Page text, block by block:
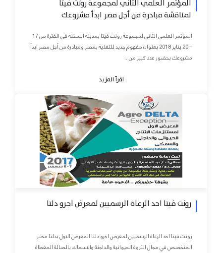
المؤتمر العلمي الثاني لمجموعة رونت فيتا
لمناقشة مبادرة من أجل مصر ابدأ مشروعك
المؤتمر العلمي الثاني لمجموعة رونت فيتا بمدينة السخنة في الفترة من 17
– 20 يناير 2018 بعنوان مفهوم جديد للتغذية بمصر ومبادرة من أجل مصر ابدأ
مشروعك بحضور عدد كبير من...
اقرأ المزيد
رونت فيتا احد الرعاة الرسميين لمعرض اجرو دلتا
رونت فيتا احد الرعاة الرسميين لمعرض اجرو دلتا المعرض الاول بدلتا مصر
المتخصص في مجال الثروة الحيوانية والداجنة والاسماك بالصالة المغطاة